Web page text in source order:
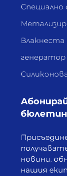
Специално
Влакнеста
генератор
новини,
нашия